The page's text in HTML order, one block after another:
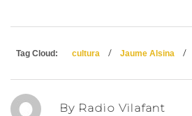
Tag Cloud: cultura / Jaume Alsina /
By Radio Vilafant